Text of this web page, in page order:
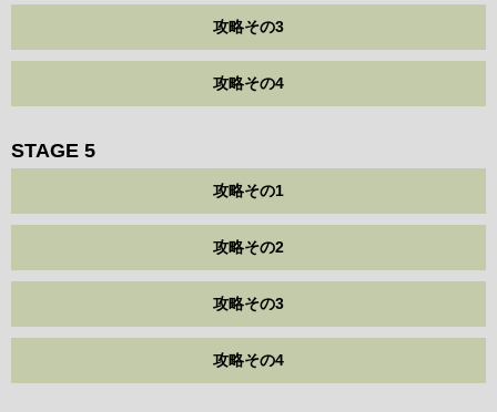
攻略その3
攻略その4
STAGE 5
攻略その1
攻略その2
攻略その3
攻略その4